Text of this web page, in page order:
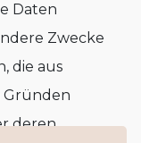
Daten
Zwecke
die aus
Gründen
deren